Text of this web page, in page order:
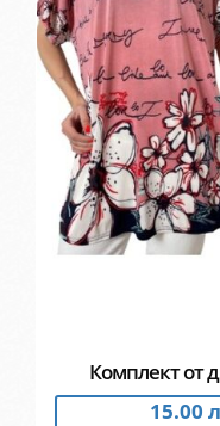
Комплект от
15.00